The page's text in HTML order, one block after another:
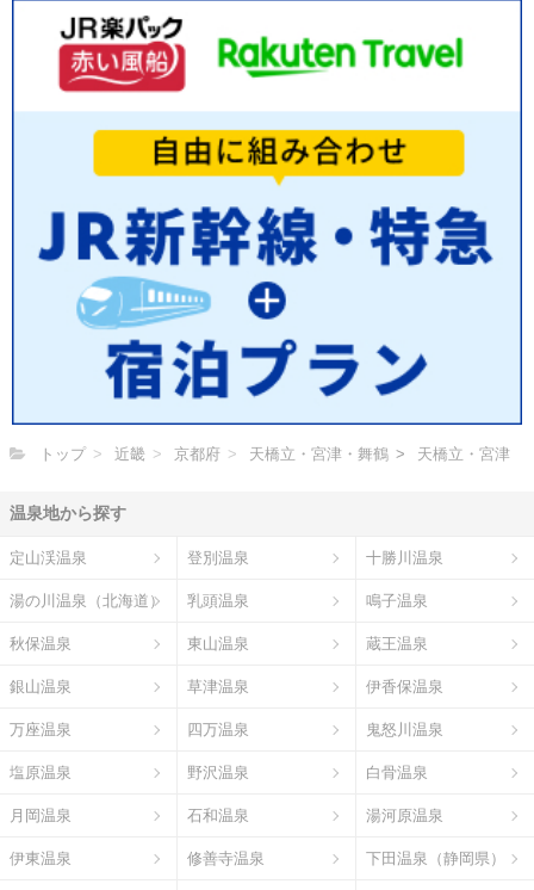
トップ 近畿 京都府 天橋立・宮津・舞鶴 天橋立・宮津
温泉地から探す
定山渓温泉 登別温泉 十勝川温泉
湯の川温泉（北海道） 乳頭温泉 鳴子温泉
秋保温泉 東山温泉 蔵王温泉
銀山温泉 草津温泉 伊香保温泉
万座温泉 四万温泉 鬼怒川温泉
塩原温泉 野沢温泉 白骨温泉
月岡温泉 石和温泉 湯河原温泉
伊東温泉 修善寺温泉 下田温泉（静岡県）